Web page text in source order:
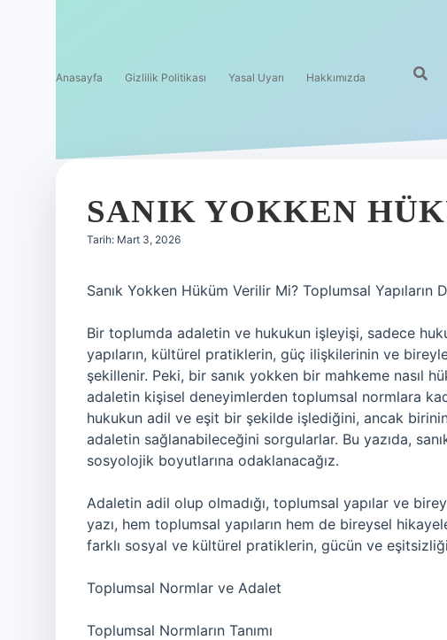
Anasayfa Gizlilik Politikası Yasal Uyarı Hakkımızda
SANIK YOKKEN
Tarih: Mart 3, 2026
Sanık Yokken Hüküm Verilir Mi? Toplumsal Yapıların
Bir toplumda adaletin ve hukukun işleyişi, sadece
yapıların, kültürel pratiklerin, güç ilişkilerinin ve
şekillenir. Peki, bir sanık yokken bir mahkeme nasıl
adaletin kişisel deneyimlerden toplumsal normlara
hukukun adil ve eşit bir şekilde işlediğini, ancak birinin
adaletin sağlanabileceğini sorgularlar. Bu yazıda,
sosyolojik boyutlarına odaklanacağız.
Adaletin adil olup olmadığı, toplumsal yapılar ve
yazı, hem toplumsal yapıların hem de bireysel
farklı sosyal ve kültürel pratiklerin, gücün ve
Toplumsal Normlar ve Adalet
Toplumsal Normların Tanımı